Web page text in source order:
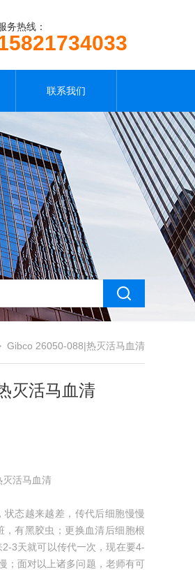
务热线：
联系我们
Gibco 26050-088|热灭活马血清
灭活马血清
活马血清
态越来越差，传代后细胞慢慢
有黑胶虫；更换血清后细胞根
3天就可以传代一次，现在要4-
；面对以上诸多问题，老师有可